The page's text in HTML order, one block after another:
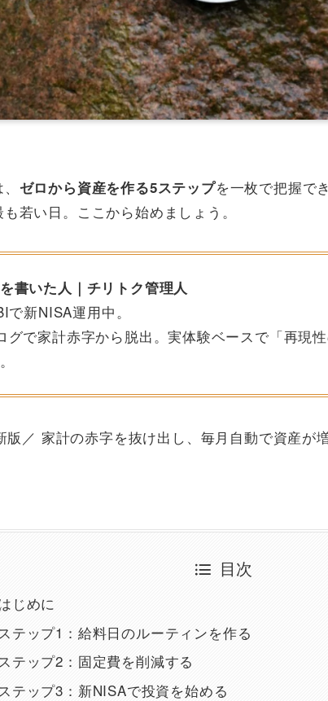
ゼロから資産を作る5ステップを一枚で把握で
若い日。ここから始めましょう。
書いた人｜チリトク管理人
で新NISA運用中。
グで家計赤字から脱出。実体験ベースで「再現
版／ 家計の赤字を抜け出し、毎月自動で資産が
目次
じめに
ステップ1：給料日のルーティンを作る
テップ2：固定費を削減する
ステップ3：新NISAで投資を始める